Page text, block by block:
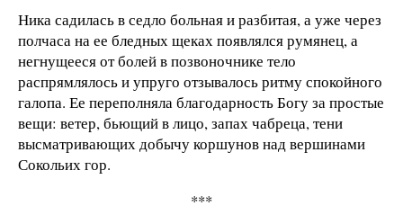
Ника садилась в седло больная и разбитая, а уже через
полчаса на ее бледных щеках появлялся румянец, а
негнущееся от болей в позвоночнике тело
распрямлялось и упруго отзывалось ритму спокойного
галопа. Ее переполняла благодарность Богу за простые
вещи: ветер, бьющий в лицо, запах чабреца, тени
высматривающих добычу коршунов над вершинами
Сокольих гор.
***